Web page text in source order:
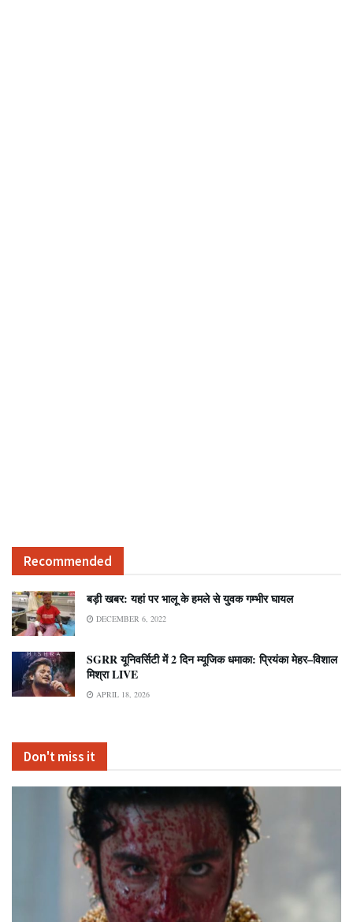
Recommended
बड़ी खबर: यहां पर भालू के हमले से युवक गम्भीर घायल
DECEMBER 6, 2022
SGRR यूनिवर्सिटी में 2 दिन म्यूजिक धमाका: प्रियंका मेहर–विशाल
मिश्रा LIVE
APRIL 18, 2026
Don't miss it